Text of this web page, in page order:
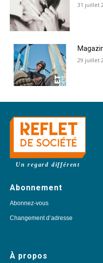
31 juillet
29 juillet
Un regard différent
Abonnement
Abonnez-vous
Changement d’adresse
À propos